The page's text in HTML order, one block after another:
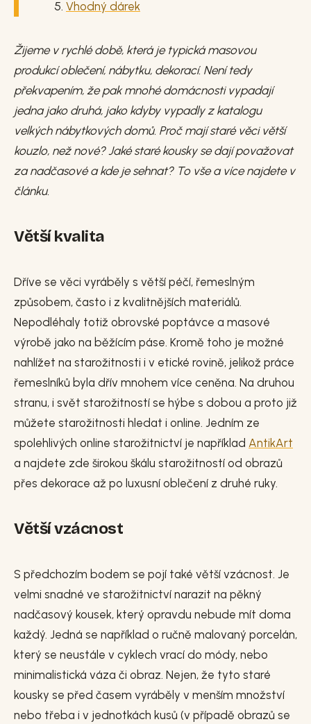
Vhodný dárek
Žijeme v rychlé době, která je typická masovou
produkcí oblečení, nábytku, dekorací. Není tedy
překvapením, že pak mnohé domácnosti vypadají
jedna jako druhá, jako kdyby vypadly z katalogu
velkých nábytkových domů. Proč mají staré věci větší
kouzlo, než nové? Jaké staré kousky se dají považovat
za nadčasové a kde je sehnat? To vše a více najdete v
článku.
Větší kvalita
Dříve se věci vyráběly s větší péčí, řemeslným
způsobem, často i z kvalitnějších materiálů.
Nepodléhaly totiž obrovské poptávce a masové
výrobě jako na běžícím páse. Kromě toho je možné
nahlížet na starožitnosti i v etické rovině, jelikož práce
řemeslníků byla dřív mnohem více ceněna. Na druhou
stranu, i svět starožitností se hýbe s dobou a proto již
můžete starožitnosti hledat i online. Jedním ze
spolehlivých online starožitnictví je například AntikArt
a najdete zde širokou škálu starožitností od obrazů
přes dekorace až po luxusní oblečení z druhé ruky.
Větší vzácnost
S předchozím bodem se pojí také větší vzácnost. Je
velmi snadné ve starožitnictví narazit na pěkný
nadčasový kousek, který opravdu nebude mít doma
každý. Jedná se například o ručně malovaný porcelán,
který se neustále v cyklech vrací do módy, nebo
minimalistická váza či obraz. Nejen, že tyto staré
kousky se před časem vyráběly v menším množství
nebo třeba i v jednotkách kusů (v případě obrazů se